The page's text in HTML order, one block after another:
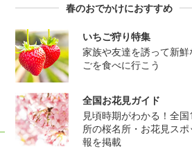
春のおでかけにおすすめ
いちご狩り特集
家族や友達を誘って新鮮
ごを食べに行こう
全国お花見ガイド
見頃時期がわかる！全国
所の桜名所・お花見ス
報を掲載